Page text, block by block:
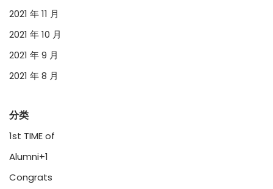
2021 年 11 月
2021 年 10 月
2021 年 9 月
2021 年 8 月
分类
1st TIME of
Alumni+1
Congrats